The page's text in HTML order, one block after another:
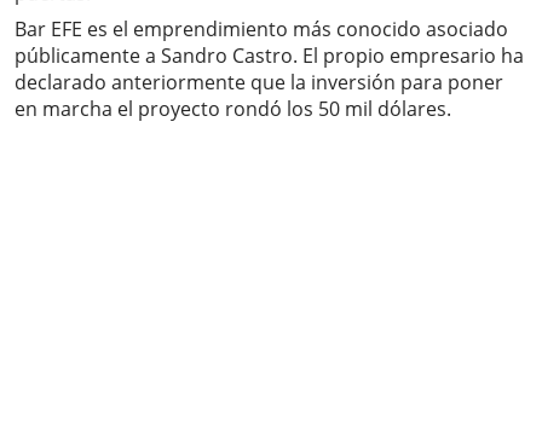
Bar EFE es el emprendimiento más conocido asociado
públicamente a Sandro Castro. El propio empresario ha
declarado anteriormente que la inversión para poner
en marcha el proyecto rondó los 50 mil dólares.